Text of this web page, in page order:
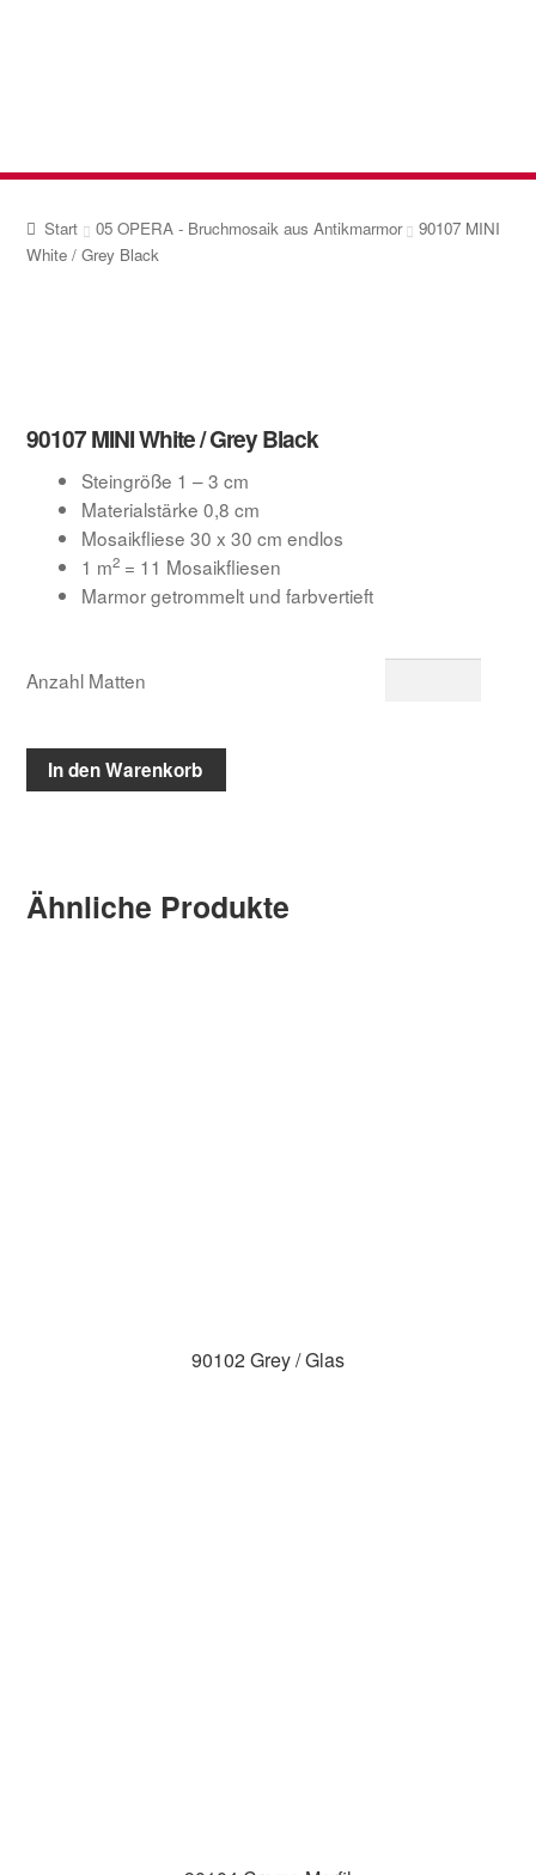
Start 05 OPERA - Bruchmosaik aus Antikmarmor
90107 MINI
White / Grey Black
90107 MINI White / Grey Black
Steingröße 1 – 3 cm
Materialstärke 0,8 cm
Mosaikfliese 30 x 30 cm endlos
1 m2= 11 Mosaikfliesen
Marmor getrommelt und farbvertieft
Anzahl Matten
In den Warenkorb
Ähnliche Produkte
90102 Grey / Glas